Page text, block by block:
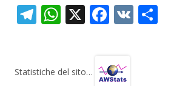
T
gr
W
s
X F
b
V
Statistiche del sito…